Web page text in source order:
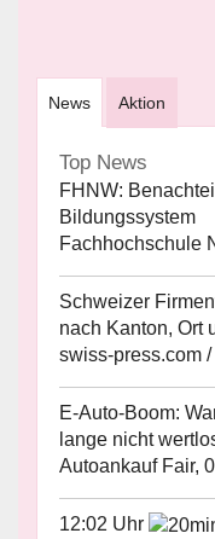
News Aktion
Top News
FHNW:
Bildungssystem
Fachhochschule
Schweizer
nach Kanton, Ort
swiss-press.com
E-Auto-Boom:
lange nicht
Autoankauf Fair,
12:02 Uhr